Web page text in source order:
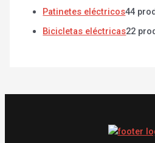
Patinetes eléctricos44
Bicicletas eléctricas22